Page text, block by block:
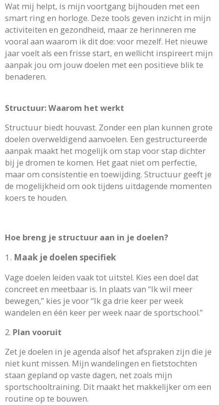
Wat mij helpt, is mijn voortgang bijhouden met een
smart ring en horloge. Deze tools geven inzicht in mijn
activiteiten en gezondheid, maar ze herinneren me
vooral aan waarom ik dit doe: voor mezelf. Het nieuwe
jaar voelt als een frisse start, en wellicht inspireert mijn
aanpak jou om jouw doelen met een positieve blik te
benaderen.
Structuur: Waarom het werkt
Structuur biedt houvast. Zonder een plan kunnen grote
doelen overweldigend aanvoelen. Een gestructureerde
aanpak maakt het mogelijk om stap voor stap dichter
bij je dromen te komen. Het gaat niet om perfectie,
maar om consistentie en toewijding. Structuur geeft je
de mogelijkheid om ook tijdens uitdagende momenten
koers te houden.
Hoe breng je structuur aan in je doelen?
1. Maak je doelen specifiek
Vage doelen leiden vaak tot uitstel. Kies een doel dat
concreet en meetbaar is. In plaats van “Ik wil meer
bewegen,” kies je voor “Ik ga drie keer per week
wandelen en één keer per week naar de sportschool.”
2. Plan vooruit
Zet je doelen in je agenda alsof het afspraken zijn die je
niet kunt missen. Mijn wandelingen en fietstochten
staan gepland op vaste dagen, net zoals mijn
sportschooltraining. Dit maakt het makkelijker om een
routine op te bouwen.